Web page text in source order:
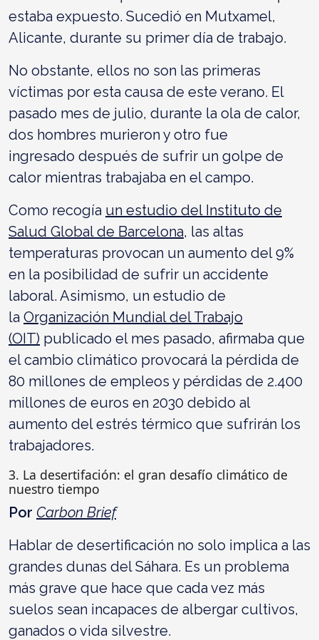
estaba expuesto. Sucedió en Mutxamel,
Alicante, durante su primer día de trabajo.
No obstante, ellos no son las primeras
víctimas por esta causa de este verano. El
pasado mes de julio, durante la ola de calor,
dos hombres murieron y otro fue
ingresado después de sufrir un golpe de
calor mientras trabajaba en el campo.
Como recogía un estudio del Instituto de
Salud Global de Barcelona, las altas
temperaturas provocan un aumento del 9%
en la posibilidad de sufrir un accidente
laboral. Asimismo, un estudio de
la Organización Mundial del Trabajo
(OIT) publicado el mes pasado, afirmaba que
el cambio climático provocará la pérdida de
80 millones de empleos y pérdidas de 2.400
millones de euros en 2030 debido al
aumento del estrés térmico que sufrirán los
trabajadores.
3. La desertifación: el gran desafío climático de
nuestro tiempo
Por Carbon Brief
Hablar de desertificación no solo implica a las
grandes dunas del Sáhara. Es un problema
más grave que hace que cada vez más
suelos sean incapaces de albergar cultivos,
ganados o vida silvestre.